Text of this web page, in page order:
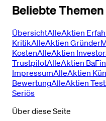
Beliebte Themen
ÜbersichtAlleAktien
KritikAlleAktien Gründer
KostenAlleAktien
TrustpilotAlleAktien BaFin
ImpressumAlleAktien
BewertungAlleAktien Test
Seriös
Über diese Seite